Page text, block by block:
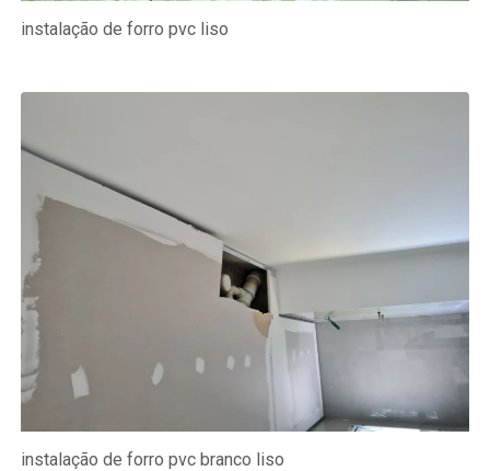
instalação de forro pvc liso
instalação de forro pvc branco liso